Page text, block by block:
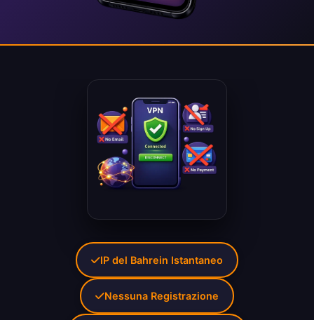
IP del Bahrein Istantaneo
Nessuna Registrazione